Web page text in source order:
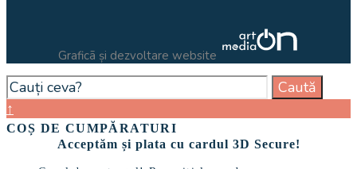
Graficã și dezvoltare website
Search
for:
Caută
Close
Search
Window
↑
COȘ DE CUMPĂRATURI
Acceptăm și plata cu cardul 3D Secure!